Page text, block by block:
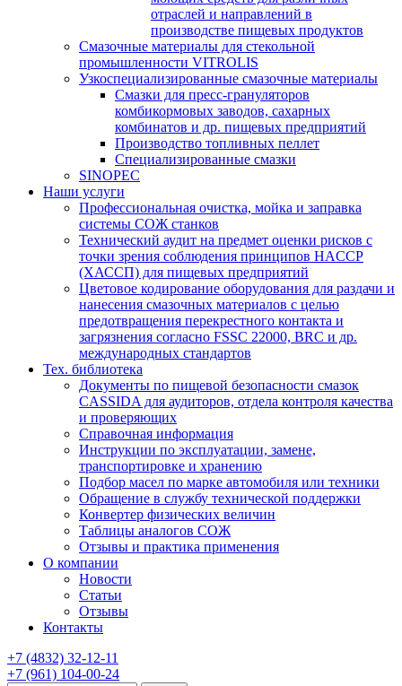
отраслей и направлений в
производстве пищевых продуктов
Смазочные материалы для стекольной
промышленности VITROLIS
Узкоспециализированные смазочные материалы
Смазки для пресс-грануляторов
комбикормовых заводов, сахарных
комбинатов и др. пищевых предприятий
Производство топливных пеллет
Специализированные смазки
SINOPEC
Наши услуги
Профессиональная очистка, мойка и заправка
системы СОЖ станков
Технический аудит на предмет оценки рисков с
точки зрения соблюдения принципов HACCP
(ХАССП) для пищевых предприятий
Цветовое кодирование оборудования для раздачи и
нанесения смазочных материалов с целью
предотвращения перекрестного контакта и
загрязнения согласно FSSC 22000, BRC и др.
международных стандартов
Тех. библиотека
Документы по пищевой безопасности смазок
CASSIDA для аудиторов, отдела контроля качества
и проверяющих
Справочная информация
Инструкции по эксплуатации, замене,
транспортировке и хранению
Подбор масел по марке автомобиля или техники
Обращение в службу технической поддержки
Конвертер физических величин
Таблицы аналогов СОЖ
Отзывы и практика применения
О компании
Новости
Статьи
Отзывы
Контакты
+7 (4832) 32-12-11
+7 (961) 104-00-24